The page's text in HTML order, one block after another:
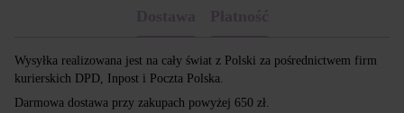
Wysyłka realizowana jest na cały świat z Polski za pośrednictwem firm
kurierskich DPD, Inpost i Poczta Polska.
Darmowa dostawa przy zakupach powyżej 650 zł.